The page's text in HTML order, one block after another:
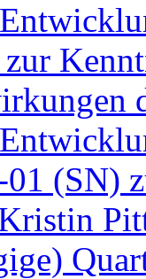
(SN)